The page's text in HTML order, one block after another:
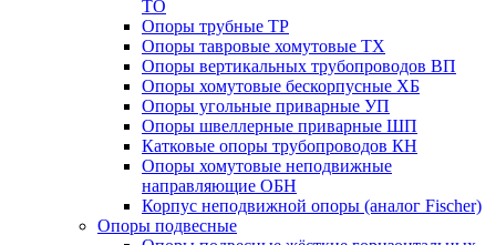
ТО
Опоры трубные ТР
Опоры тавровые хомутовые ТХ
Опоры вертикальных трубопроводов ВП
Опоры хомутовые бескорпусные ХБ
Опоры угольные приварные УП
Опоры швеллерные приварные ШП
Катковые опоры трубопроводов КН
Опоры хомутовые неподвижные
направляющие ОБН
Корпус неподвижной опоры (аналог Fischer)
Опоры подвесные